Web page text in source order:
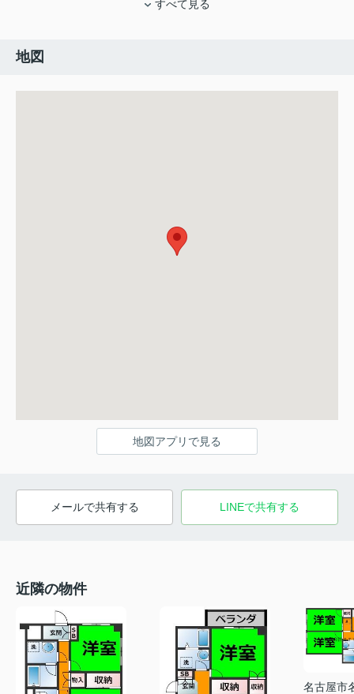
すべて見る
地図
地図アプリで見る
メールで共有する LINEで共有する
近隣の物件
名古屋市